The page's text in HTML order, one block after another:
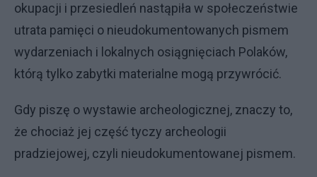
okupacji i przesiedleń nastąpiła w społeczeństwie
utrata pamięci o nieudokumentowanych pismem
wydarzeniach i lokalnych osiągnięciach Polaków,
którą tylko zabytki materialne mogą przywrócić.
Gdy piszę o wystawie archeologicznej, znaczy to,
że chociaż jej część tyczy archeologii
pradziejowej, czyli nieudokumentowanej pismem.